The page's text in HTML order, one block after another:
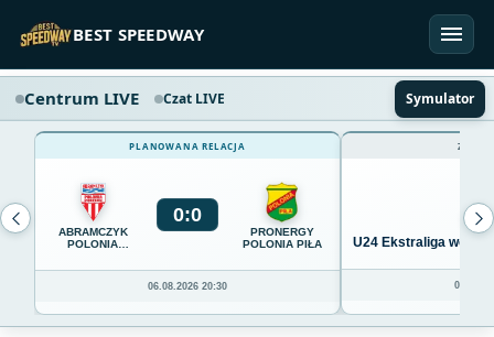
BEST SPEEDWAY
Centrum LIVE Czat LIVE Symulator
PLANOWANA RELACJA
ABRAMCZYK
POLONIA
0:0
PRONERGY
POLONIA PIŁA
06.08.2026 20:30
U24 Ekstraliga we